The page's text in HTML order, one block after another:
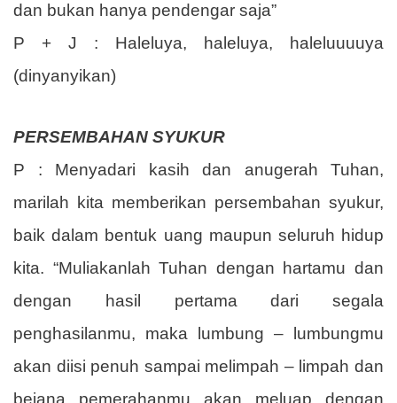
dan bukan hanya pendengar saja”
P + J : Haleluya, haleluya, haleluuuuya
(dinyanyikan)
PERSEMBAHAN SYUKUR
P : Menyadari kasih dan anugerah Tuhan,
marilah kita memberikan persembahan syukur,
baik dalam bentuk uang maupun seluruh hidup
kita. “Muliakanlah Tuhan dengan hartamu dan
dengan hasil pertama dari segala
penghasilanmu, maka lumbung – lumbungmu
akan diisi penuh sampai melimpah – limpah dan
bejana pemerahanmu akan meluap dengan